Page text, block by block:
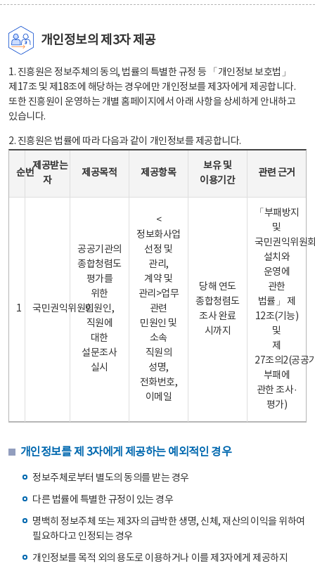
개인정보의 제3자 제공
1. 진흥원은 정보주체의 동의, 법률의 특별한 규정 등 「개인정보 보호법」
제17조 및 제18조에 해당하는 경우에만 개인정보를 제3자에게 제공합니다.
또한 진흥원이 운영하는 개별 홈페이지에서 아래 사항을 상세하게 안내하고
있습니다.
2. 진흥원은 법률에 따라 다음과 같이 개인정보를 제공합니다.
순번
제공받는
자
제공목적 제공항목
보유 및
이용기간
관련 근거
1 국민권익위원회
공공기관의
종합청렴도
평가를
위한
민원인,
직원에
대한
설문조사
실시
<
정보화사업
선정 및
관리,
계약 및
관리>업무
관련
민원인 및
소속
직원의
성명,
전화번호,
이메일
당해 연도
종합청렴도
조사 완료
시까지
「부패방지
및
국민권익위원
설치와
운영에
관한
법률」 제
12조(기능)
및
제
27조의2(공공
부패에
관한 조사·
평가)
개인정보를 제 3자에게 제공하는 예외적인 경우
정보주체로부터 별도의 동의를 받는 경우
다른 법률에 특별한 규정이 있는 경우
명백히 정보주체 또는 제3자의 급박한 생명, 신체, 재산의 이익을 위하여
필요하다고 인정되는 경우
개인정보를 목적 외의 용도로 이용하거나 이를 제3자에게 제공하지